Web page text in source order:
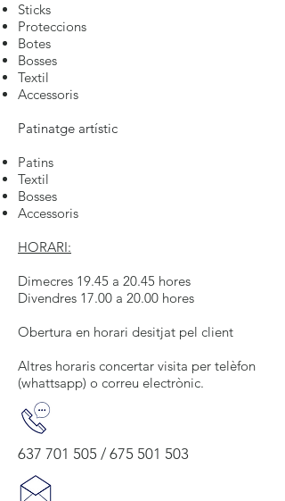
Sticks
Proteccions
Botes
Bosses
Textil
Accessoris
Patinatge artístic
Patins
Textil
Bosses
Accessoris
HORARI:
Dimecres 19.45 a 20.45 hores
Divendres 17.00 a 20.00 hores
Obertura en horari desitjat pel client
Altres horaris concertar visita per telèfon
(whattsapp) o correu electrònic.
637 701 505 / 675 501 503